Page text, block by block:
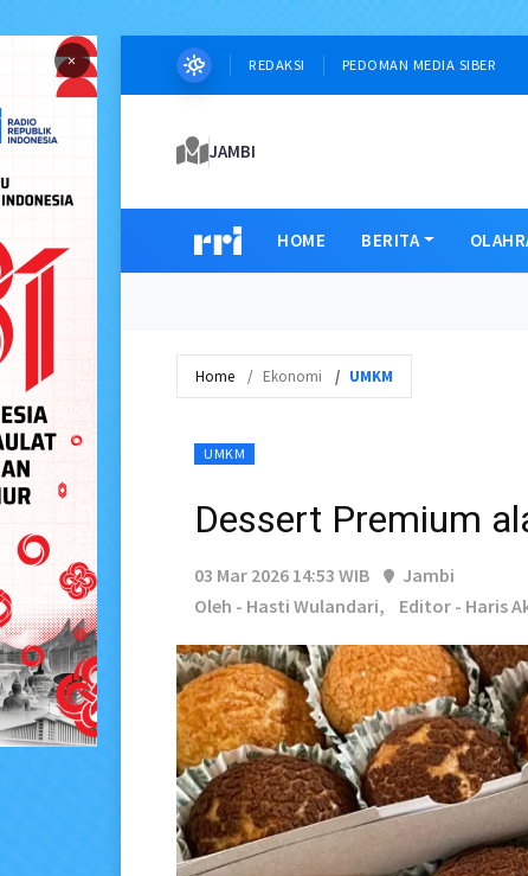
× REDAKSI PEDOMAN MEDIA SIBER
JAMBI
HOME BERITA
Home Ekonomi UMKM
UMKM
Dessert Premium
03 Mar 2026 14:53 WIB
Jambi
Oleh - Hasti Wulandari,
Editor - Haris